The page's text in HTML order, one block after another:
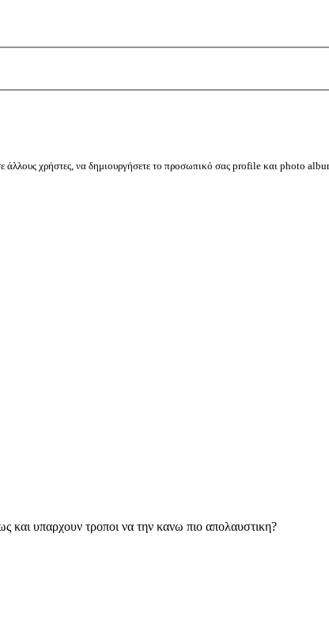
άλλους χρήστες, να δημιουργήσετε το προσωπικό σας profile και photo
και υπαρχουν τροποι να την κανω πιο απολαυστικη?